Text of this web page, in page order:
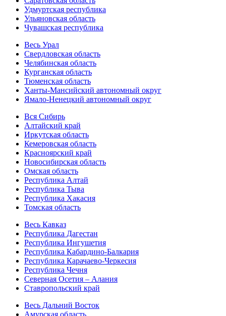
Удмуртская республика
Ульяновская область
Чувашская республика
Весь Урал
Свердловская область
Челябинская область
Курганская область
Тюменская область
Ханты-Мансийский автономный округ
Ямало-Ненецкий автономный округ
Вся Сибирь
Алтайский край
Иркутская область
Кемеровская область
Красноярский край
Новосибирская область
Омская область
Республика Алтай
Республика Тыва
Республика Хакасия
Томская область
Весь Кавказ
Республика Дагестан
Республика Ингушетия
Республика Кабардино-Балкария
Республика Карачаево-Черкесия
Республика Чечня
Северная Осетия – Алания
Ставропольский край
Весь Дальний Восток
Амурская область